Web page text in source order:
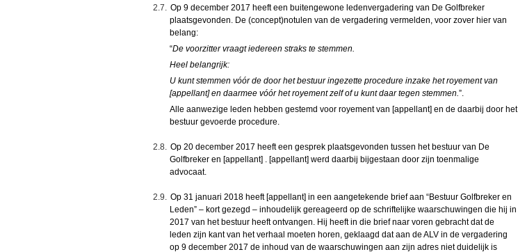
2.7.
Op 9 december 2017 heeft een buitengewone ledenvergadering van De Golfbreker
plaatsgevonden. De (concept)notulen van de vergadering vermelden, voor zover hier van
belang:
“De voorzitter vraagt iedereen straks te stemmen.
Heel belangrijk:
U kunt stemmen vóór de door het bestuur ingezette procedure inzake het royement van
[appellant] en daarmee vóór het royement zelf of u kunt daar tegen stemmen. ”.
Alle aanwezige leden hebben gestemd voor royement van [appellant] en de daarbij door het
bestuur gevoerde procedure.
2.8. Op 20 december 2017 heeft een gesprek plaatsgevonden tussen het bestuur van De
Golfbreker en [appellant] . [appellant] werd daarbij bijgestaan door zijn toenmalige
advocaat.
2.9.
Op 31 januari 2018 heeft [appellant] in een aangetekende brief aan “Bestuur Golfbreker en
Leden” – kort gezegd – inhoudelijk gereageerd op de schriftelijke waarschuwingen die hij in
2017 van het bestuur heeft ontvangen. Hij heeft in die brief naar voren gebracht dat de
leden zijn kant van het verhaal moeten horen, geklaagd dat aan de ALV in de vergadering
op 9 december 2017 de inhoud van de waarschuwingen aan zijn adres niet duidelijk is